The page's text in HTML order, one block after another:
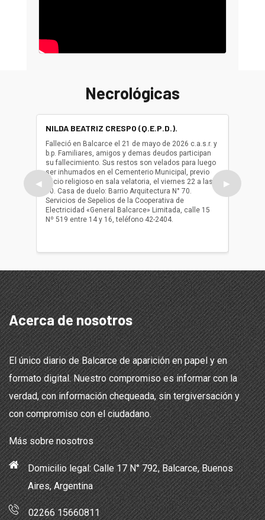
Necrológicas
◀
NILDA BEATRIZ CRESPO (Q.E.P.D.).
Falleció en Balcarce el 21 de mayo de 2026 c.a.s.r. y
b.p. Familiares, amigos y demas deudos participan
su fallecimiento. Sus restos son velados para luego
ser inhumados en el Cementerio Municipal, previo
oficio religioso en sala velatoria, el viernes 22 a las
10. Casa de duelo: Barrio Arquitectura N° 70.
Servicios de Sepelios de la Cooperativa de
Electricidad «General Balcarce» Limitada, calle 15
Nº 519 entre 14 y 16, teléfono 42-2404.
ser
oficio
▶
Acerca de nosotros
El único diario de Balcarce de aparición en papel y en
formato digital. Nuestro compromiso es informar con la
verdad, con información chequeada, sin tergiversación y
con compromiso con el ciudadano.
Más sobre nosotros
Domicilio legal: Calle 17 N° 792, Balcarce, Buenos
Aires, Argentina
02266 15660811